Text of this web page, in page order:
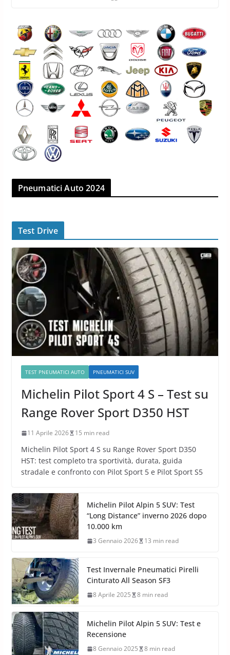
Pneumatici Auto 2024
Test Drive
TEST PNEUMATICI AUTO PNEUMATICI SUV
Michelin Pilot Sport 4 S – Test su
Range Rover Sport D350 HST
11 Aprile 2026 15 min read
Michelin Pilot Sport 4 S su Range Rover Sport D350
HST: test completo tra sportività, durata, guida
stradale e confronto con Pilot Sport 5 e Pilot Sport S5
Michelin Pilot Alpin 5 SUV: Test
“Long Distance” inverno 2026 dopo
10.000 km
3 Gennaio 2026 13 min read
Test Invernale Pneumatici Pirelli
Cinturato All Season SF3
8 Aprile 2025 8 min read
Michelin Pilot Alpin 5 SUV: Test e
Recensione
8 Gennaio 2025 8 min read